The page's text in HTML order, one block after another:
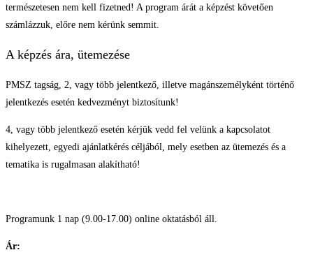
természetesen nem kell fizetned! A program árát a képzést követően
számlázzuk, előre nem kérünk semmit.
A képzés ára, ütemezése
PMSZ tagság, 2, vagy több jelentkező, illetve magánszemélyként történő
jelentkezés esetén kedvezményt biztosítunk!
4, vagy több jelentkező esetén kérjük vedd fel velünk a kapcsolatot
kihelyezett, egyedi ajánlatkérés céljából, mely esetben az ütemezés és a
tematika is rugalmasan alakítható!
Programunk 1 nap (9.00-17.00) online oktatásból áll.
Ár: